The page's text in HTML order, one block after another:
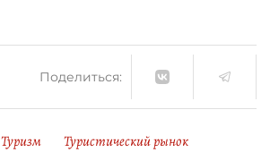
Поделиться:
Туризм
Туристический рынок